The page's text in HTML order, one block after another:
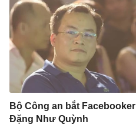
Bộ Công an bắt Facebooker
Đặng Như Quỳnh